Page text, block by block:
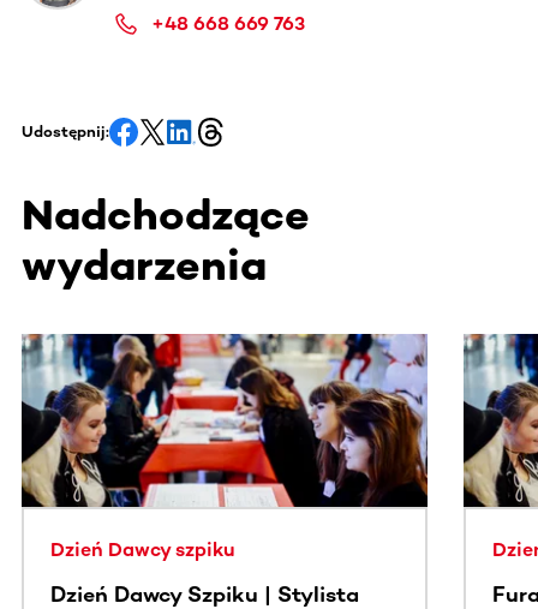
+48 668 669 763
Udostępnij:
Nadchodzące
wydarzenia
Ta sekcja zawiera treści przewijane w poziomie. Użyj
Dzień Dawcy szpiku
Dzień Dawcy Szpiku | Stylista